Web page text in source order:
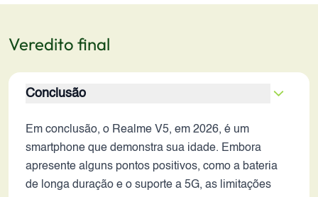
Veredito final
Conclusão
Em conclusão, o Realme V5, em 2026, é um
smartphone que demonstra sua idade. Embora
apresente alguns pontos positivos, como a bateria
de longa duração e o suporte a 5G, as limitações